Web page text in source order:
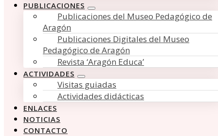
PUBLICACIONES
Publicaciones del Museo Pedagógico de
Aragón
Publicaciones Digitales del Museo
Pedagógico de Aragón
Revista ‘Aragón Educa’
ACTIVIDADES
Visitas guiadas
Actividades didácticas
ENLACES
NOTICIAS
CONTACTO